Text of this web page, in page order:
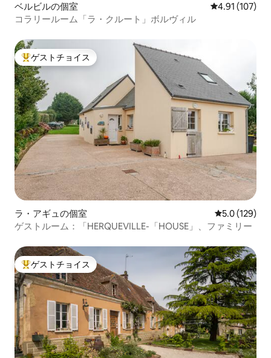
ベルビルの個室 レビュー107
4.91 (107)
コラリールーム「ラ・クルート」ボルヴィル
大好評のゲストチョイスです。
ゲストチョイス
ラ・アギュの個室 レビュー129
5.0 (129)
ゲストルーム：「HERQUEVILLE-「HOUSE」、ファミリー
大好評のゲストチョイスです。
ゲストチョイス